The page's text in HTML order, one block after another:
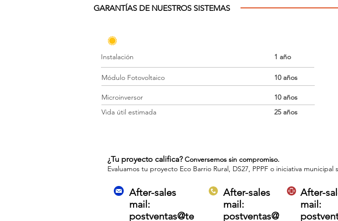
GARANTÍAS DE NUESTROS SISTEMAS
Módulo Fotovoltaico 10 años
Microinversor
10 años
25 años
Vida útil estimada
1 año
Instalación
¿Tu proyecto califica?Conversemos sin compromiso.
Evaluamos tu proyecto Eco Barrio Rural, DS27, PPPF o iniciativa municipal
After-sales
mail:
postventas@te
After-sales
mail:
postventas@
After-
mail: